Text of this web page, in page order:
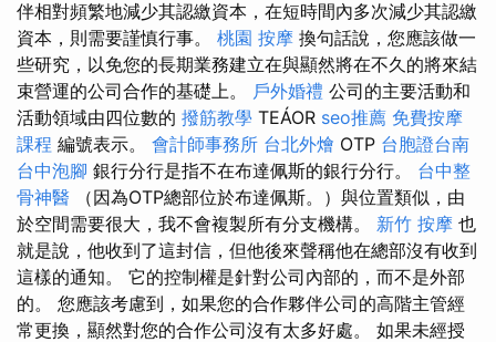
伴相對頻繁地減少其認繳資本，在短時間內多次減少其認繳
資本，則需要謹慎行事。 桃園 按摩 換句話說，您應該做一
些研究，以免您的長期業務建立在與顯然將在不久的將來結
束營運的公司合作的基礎上。 戶外婚禮 公司的主要活動和
活動領域由四位數的 撥筋教學 TEÁOR seo推薦 免費按摩
課程 編號表示。 會計師事務所 台北外燴 OTP 台胞證台南
台中泡腳 銀行分行是指不在布達佩斯的銀行分行。 台中整
骨神醫 （因為OTP總部位於布達佩斯。）與位置類似，由
於空間需要很大，我不會複製所有分支機構。 新竹 按摩 也
就是說，他收到了這封信，但他後來聲稱他在總部沒有收到
這樣的通知。 它的控制權是針對公司內部的，而不是外部
的。 您應該考慮到，如果您的合作夥伴公司的高階主管經
常更換，顯然對您的合作公司沒有太多好處。 如果未經授